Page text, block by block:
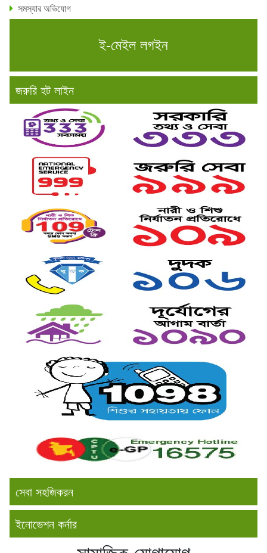
সমস্যার অভিযোগ
ই-মেইল লগইন
জরুরি হট লাইন
সেবা সহজিকরন
ইনোভেশন কর্নার